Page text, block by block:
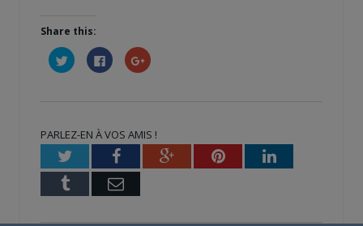
Share this:
Cliquez
pour
partager
fenêtre)
Cliquez
pour
partager
fenêtre)
Cliquez
pour
nouvelle
fenêtre)
PARLEZ-EN À VOS AMIS !
TwitterFacebookGoogle+PinterestLinkedIn
Tumblr Email